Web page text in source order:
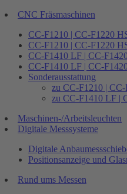
CNC Fräsmaschinen
CC-F1210 | CC-F1220
CC-F1210 | CC-F1220
CC-F1410 LF | CC-
CC-F1410 LF | CC-
Sonderausstattung
zu CC-F1210 |
zu CC-F1410 LF |
Maschinen-/Arbeitsleuchten
Digitale Messsysteme
Digitale
Positionsanzeige und
Rund ums Messen